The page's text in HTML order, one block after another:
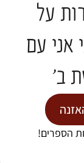
על
אני עם
ב'
הספרים!